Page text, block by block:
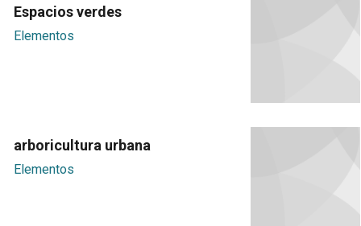
Espacios verdes
Elementos
arboricultura urbana
Elementos